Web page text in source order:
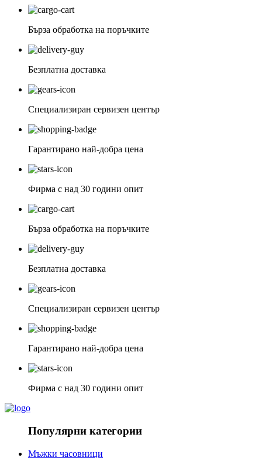
Бърза обработка на поръчките
Безплатна доставка
Специализиран сервизен център
Гарантирано най-добра цена
Фирма с над 30 години опит
Бърза обработка на поръчките
Безплатна доставка
Специализиран сервизен център
Гарантирано най-добра цена
Фирма с над 30 години опит
Популярни категории
Мъжки часовници